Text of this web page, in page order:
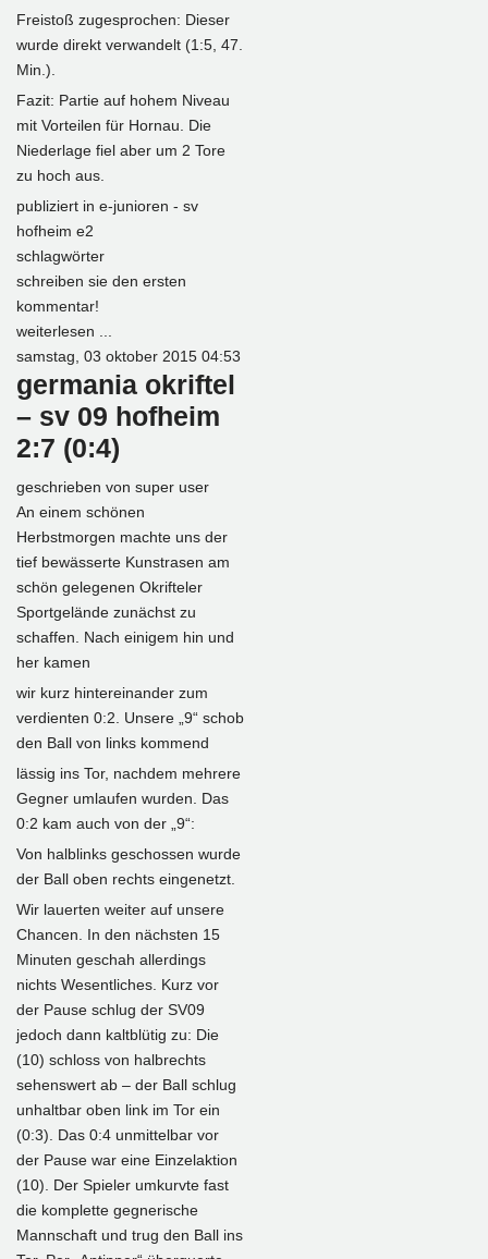
Freistoß zugesprochen: Dieser
wurde direkt verwandelt (1:5, 47.
Min.).
Fazit: Partie auf hohem Niveau
mit Vorteilen für Hornau. Die
Niederlage fiel aber um 2 Tore
zu hoch aus.
publiziert in e-junioren - sv
hofheim e2
schlagwörter
schreiben sie den ersten
kommentar!
weiterlesen ...
samstag, 03 oktober 2015 04:53
germania okriftel
– sv 09 hofheim
2:7 (0:4)
geschrieben von super user
An einem schönen
Herbstmorgen machte uns der
tief bewässerte Kunstrasen am
schön gelegenen Okrifteler
Sportgelände zunächst zu
schaffen. Nach einigem hin und
her kamen
wir kurz hintereinander zum
verdienten 0:2. Unsere „9“ schob
den Ball von links kommend
lässig ins Tor, nachdem mehrere
Gegner umlaufen wurden. Das
0:2 kam auch von der „9“:
Von halblinks geschossen wurde
der Ball oben rechts eingenetzt.
Wir lauerten weiter auf unsere
Chancen. In den nächsten 15
Minuten geschah allerdings
nichts Wesentliches. Kurz vor
der Pause schlug der SV09
jedoch dann kaltblütig zu: Die
(10) schloss von halbrechts
sehenswert ab – der Ball schlug
unhaltbar oben link im Tor ein
(0:3). Das 0:4 unmittelbar vor
der Pause war eine Einzelaktion
(10). Der Spieler umkurvte fast
die komplette gegnerische
Mannschaft und trug den Ball ins